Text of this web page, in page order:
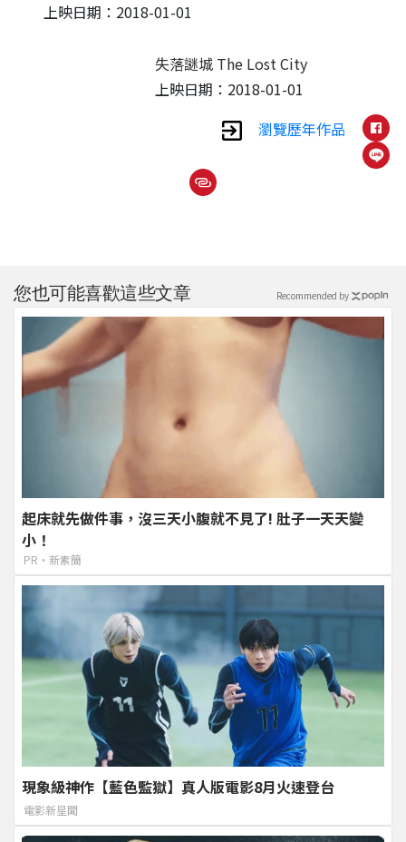
上映日期：2018-01-01
失落謎城 The Lost City
上映日期：2018-01-01
瀏覽歷年作品
您也可能喜歡這些文章
起床就先做件事，沒三天小腹就不見了! 肚子一天天變
小！
PR・新素簡
現象級神作【藍色監獄】真人版電影8月火速登台
電影新星聞
Recommended by